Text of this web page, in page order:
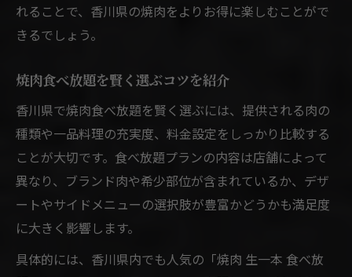
れることで、香川県の焼肉をよりお得に楽しむことがで
きるでしょう。
焼肉食べ放題を賢く選ぶコツを紹介
香川県で焼肉食べ放題を賢く選ぶには、提供される肉の
種類や一品料理の充実度、料金設定をしっかり比較する
ことが大切です。食べ放題プランの内容は店舗によって
異なり、ブランド肉や希少部位が含まれているか、デザ
ートやサイドメニューの選択肢が豊富かどうかも満足度
に大きく影響します。
具体的には、香川県内でも人気の「焼肉 生一本 食べ放